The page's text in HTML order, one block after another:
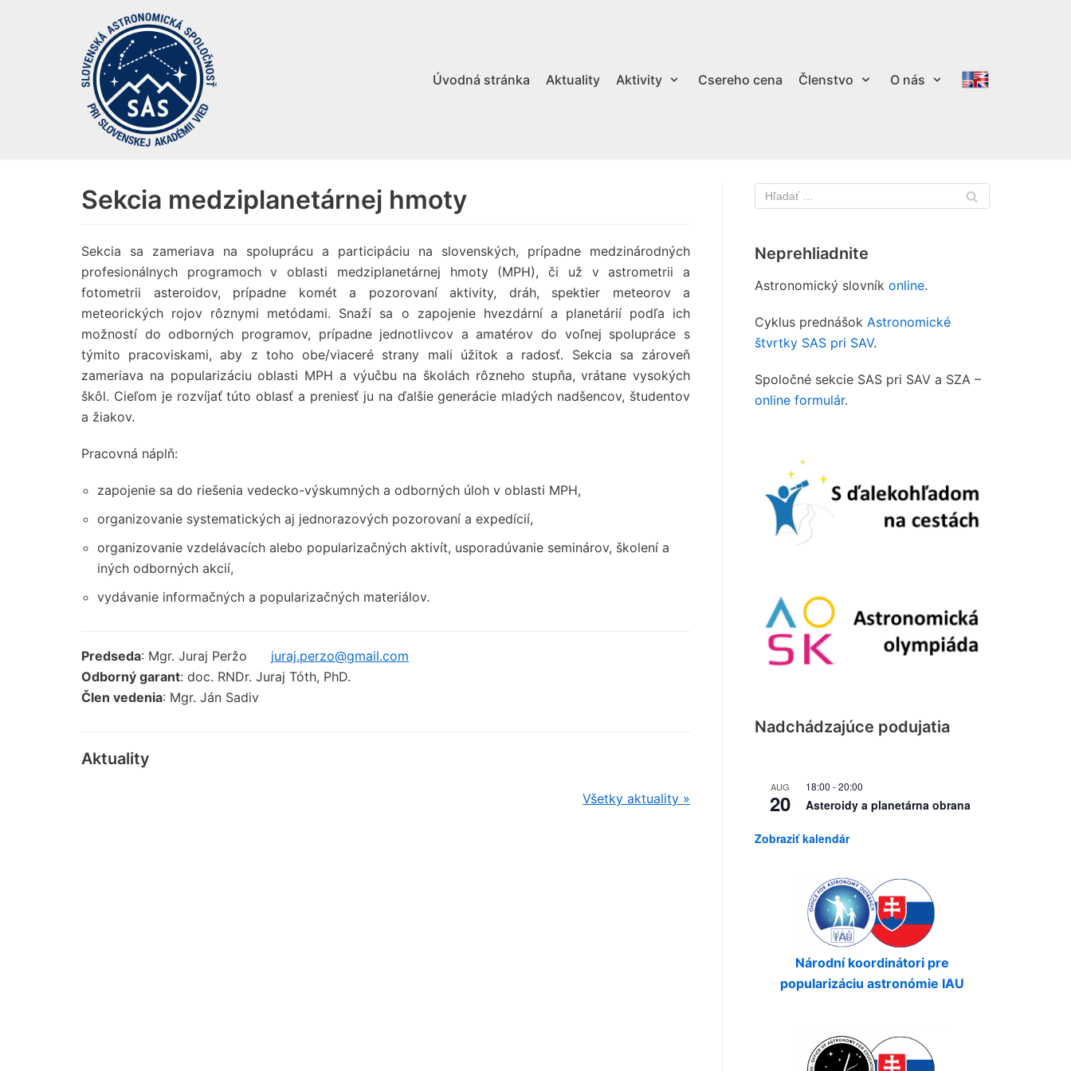
Úvodná stránka Aktuality Aktivity Csereho cena Členstvo O nás
Sekcia medziplanetárnej hmoty
Sekcia sa zameriava na spoluprácu a participáciu na slovenských, prípadne medzinárodných
profesionálnych programoch v oblasti medziplanetárnej hmoty (MPH), či už v astrometrii a
fotometrii asteroidov, prípadne komét a pozorovaní aktivity, dráh, spektier meteorov a
meteorických rojov rôznymi metódami. Snaží sa o zapojenie hvezdární a planetárií podľa ich
možností do odborných programov, prípadne jednotlivcov a amatérov do voľnej spolupráce s
týmito pracoviskami, aby z toho obe/viaceré strany mali úžitok a radosť. Sekcia sa zároveň
zameriava na popularizáciu oblasti MPH a výučbu na školách rôzneho stupňa, vrátane vysokých
škôl. Cieľom je rozvíjať túto oblasť a preniesť ju na ďalšie generácie mladých nadšencov, študentov
a žiakov.
Pracovná náplň:
zapojenie sa do riešenia vedecko-výskumných a odborných úloh v oblasti MPH,
organizovanie systematických aj jednorazových pozorovaní a expedícií,
organizovanie vzdelávacích alebo popularizačných aktivít, usporadúvanie seminárov, školení a
iných odborných akcií,
vydávanie informačných a popularizačných materiálov.
Predseda: Mgr. Juraj Peržo
juraj.perzo@gmail.com
Odborný garant: doc. RNDr. Juraj Tóth, PhD.
Člen vedenia: Mgr. Ján Sadiv
Aktuality
Všetky aktuality »
Neprehliadnite
Astronomický slovník online.
Cyklus prednášok Astronomické
štvrtky SAS pri SAV.
Spoločné sekcie SAS pri SAV a SZA –
online formulár.
Nadchádzajúce podujatia
AUG
20
18:00 -20:00
Asteroidy a planetárna obrana
Zobraziť kalendár
Národní koordinátori pre
popularizáciu astronómie IAU